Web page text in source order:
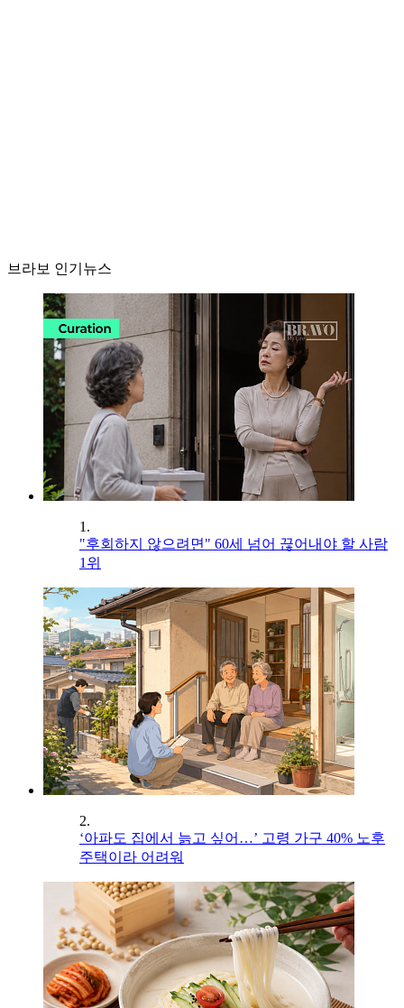
브라보 인기뉴스
1.
"후회하지 않으려면" 60세 넘어 끊어내야 할 사람
1위
2.
‘아파도 집에서 늙고 싶어…’ 고령 가구 40% 노후
주택이라 어려워